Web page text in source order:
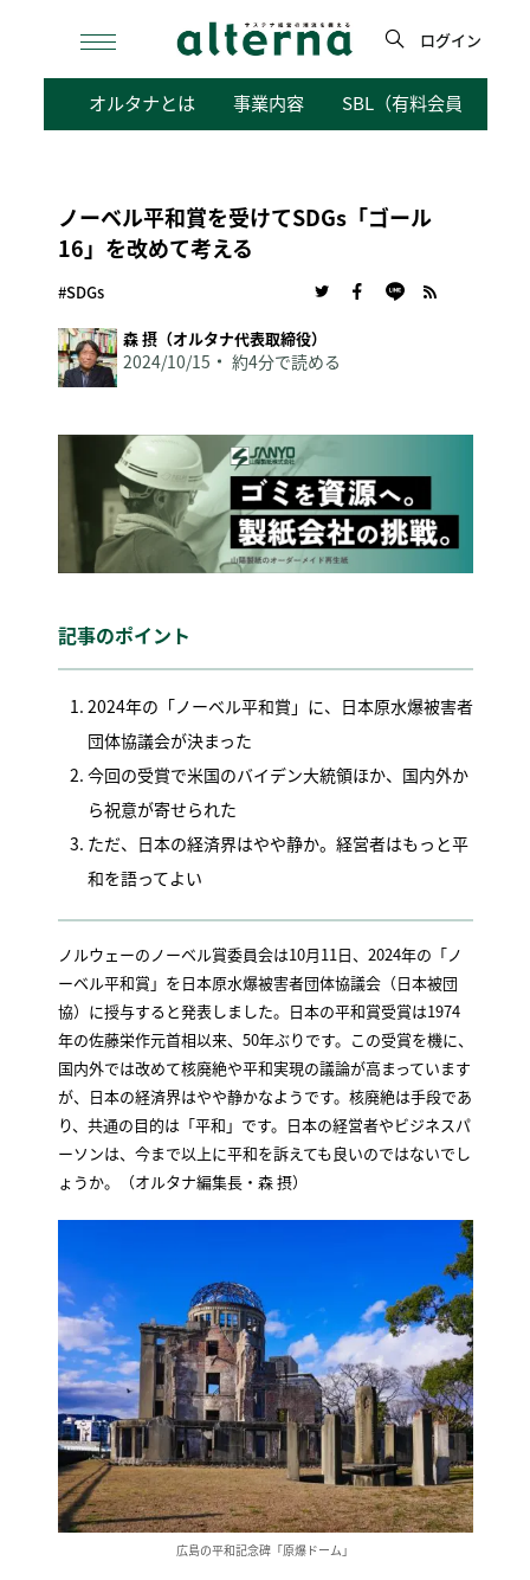
検
ログイン
オルタナとは 事業内容 SBL（有料会員向けサ
ノーベル平和賞を受けてSDGs「ゴール
16」を改めて考える
#SDGs
森 摂（オルタナ代表取締役）
2024/10/15 約4分で読める
記事のポイント
2024年の「ノーベル平和賞」に、日本原水爆被害者
団体協議会が決まった
今回の受賞で米国のバイデン大統領ほか、国内外か
ら祝意が寄せられた
ただ、日本の経済界はやや静か。経営者はもっと平
和を語ってよい
ノルウェーのノーベル賞委員会は10月11日、2024年の「ノ
ーベル平和賞」を日本原水爆被害者団体協議会（日本被団
協）に授与すると発表しました。日本の平和賞受賞は1974
年の佐藤栄作元首相以来、50年ぶりです。この受賞を機に、
国内外では改めて核廃絶や平和実現の議論が高まっています
が、日本の経済界はやや静かなようです。核廃絶は手段であ
り、共通の目的は「平和」です。日本の経営者やビジネスパ
ーソンは、今まで以上に平和を訴えても良いのではないでし
ょうか。（オルタナ編集長・森 摂）
広島の平和記念碑「原爆ドーム」